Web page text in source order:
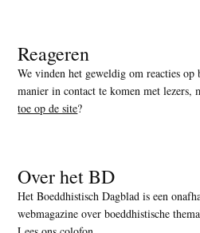
Reageren
We vinden het geweldig om reacties
manier in contact te komen met lezers,
toe op de site?
Over het BD
Het Boeddhistisch Dagblad is een
webmagazine over boeddhistische